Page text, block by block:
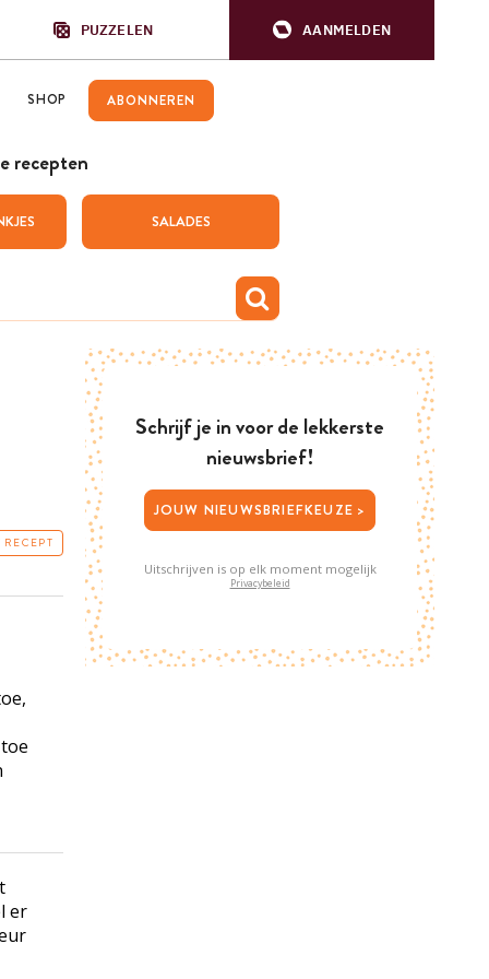
PUZZELEN AANMELDEN
SHOP ABONNEREN
recepten
SALADES
er
Schrijf je in voor de lekkerste
nieuwsbrief!
JOUW NIEUWSBRIEFKEUZE >
Uitschrijven is op elk moment mogelijk
Privacybeleid